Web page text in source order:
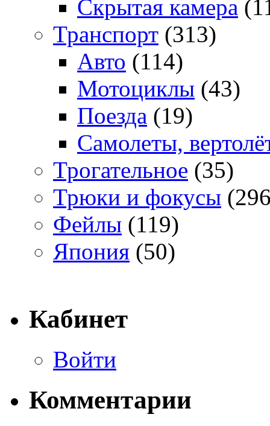
Скрытая камера
Транспорт (313)
Авто (114)
Мотоциклы (43)
Поезда (19)
Самолеты,
Трогательное (35)
Трюки и фокусы
Фейлы (119)
Япония (50)
Кабинет
Войти
Комментарии